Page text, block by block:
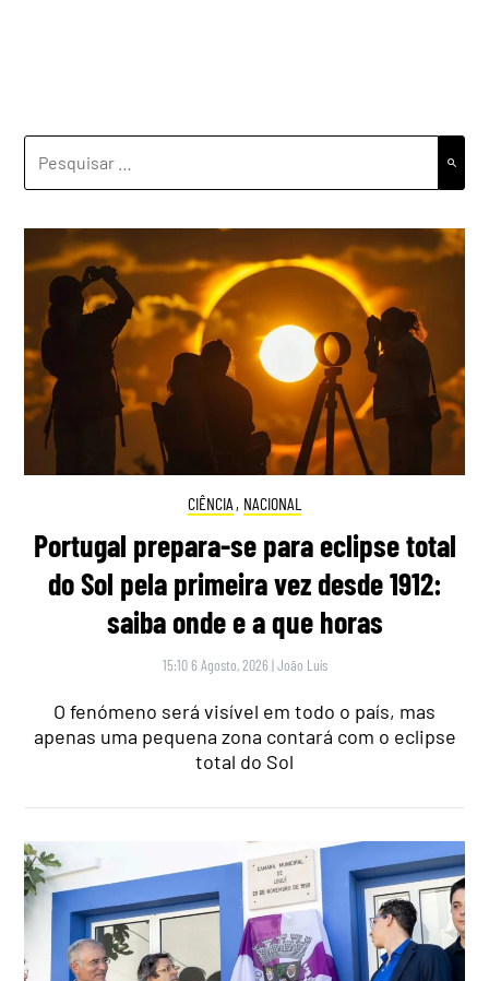
POR:
CIÊNCIA , NACIONAL
Portugal prepara-se para eclipse total
do Sol pela primeira vez desde 1912:
saiba onde e a que horas
15:10 6 Agosto, 2026 |João Luís
O fenómeno será visível em todo o país, mas
apenas uma pequena zona contará com o eclipse
total do Sol